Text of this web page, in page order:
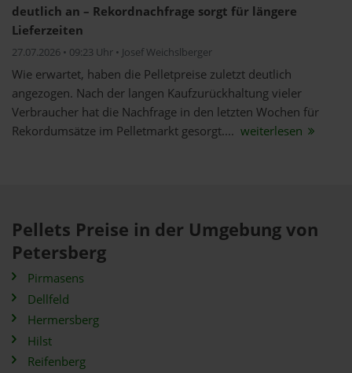
deutlich an – Rekordnachfrage sorgt für längere
Lieferzeiten
27.07.2026 • 09:23 Uhr • Josef Weichslberger
Wie erwartet, haben die Pelletpreise zuletzt deutlich
angezogen. Nach der langen Kaufzurückhaltung vieler
Verbraucher hat die Nachfrage in den letzten Wochen für
Rekordumsätze im Pelletmarkt gesorgt.... weiterlesen
Pellets Preise in der Umgebung von
Petersberg
Pirmasens
Dellfeld
Hermersberg
Hilst
Reifenberg